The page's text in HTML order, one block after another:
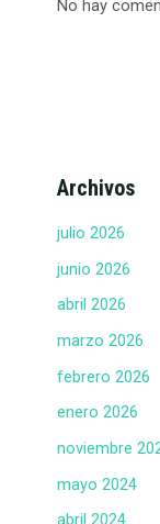
No hay
Archivos
julio 2026
junio 2026
abril 2026
marzo 2026
febrero 2026
enero 2026
noviembre
mayo 2024
abril 2024